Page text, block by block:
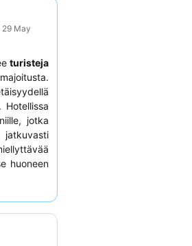
May
turisteja
jotka
huoneen